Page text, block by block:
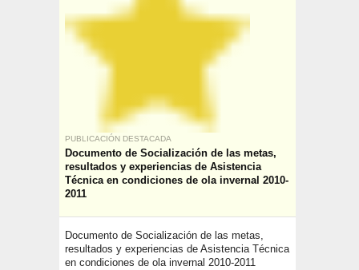
PUBLICACIÓN DESTACADA
Documento de Socialización de las metas,
resultados y experiencias de Asistencia
Técnica en condiciones de ola invernal 2010-
2011
Documento de Socialización de las metas,
resultados y experiencias de Asistencia Técnica
en condiciones de ola invernal 2010-2011